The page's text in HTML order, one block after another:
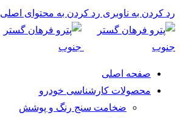
رد کردن به ناوبری رد کردن به محتوای اصلی
صفحه اصلی
محصولات کارشناسی خودرو
ضخامت سنج رنگ و پوشش